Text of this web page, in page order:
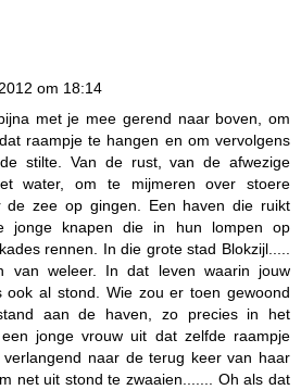
om 18:14
met je mee gerend naar boven, om
raampje te hangen en om vervolgens
stilte. Van de rust, van de afwezige
water, om te mijmeren over stoere
de zee op gingen. Een haven die ruikt
jonge knapen die in hun lompen op
rennen. In die grote stad Blokzijl.....
van weleer. In dat leven waarin jouw
ook al stond. Wie zou er toen gewoond
aan de haven, zo precies in het
jonge vrouw uit dat zelfde raampje
verlangend naar de terug keer van haar
net uit stond te zwaaien....... Oh als dat